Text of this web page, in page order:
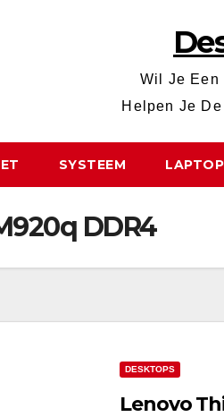
Wil Je Een
Helpen Je
SYSTEEM
DDR4
DESKTOPS
Lenovo